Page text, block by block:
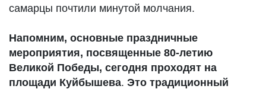
самарцы почтили минутой молчания.
Напомним, основные праздничные
мероприятия, посвященные 80-летию
Великой Победы, сегодня проходят на
площади Куйбышева. Это традиционный